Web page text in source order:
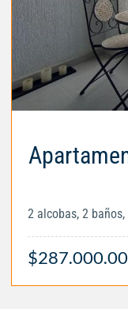
2 alcobas, 2